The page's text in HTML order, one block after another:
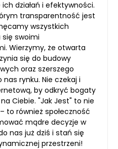
działań i efektywności.
transparentność jest
wszystkich
się swoimi
Wierzymy, że otwarta
się do budowy
oraz szerszego
rynku. Nie czekaj i
by odkryć bogaty
Ciebie. "Jak Jest" to nie
to również społeczność
mądre decyzje w
nas już dziś i stań się
przestrzeni!